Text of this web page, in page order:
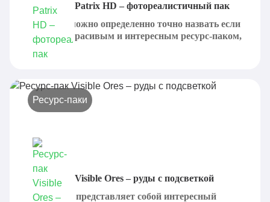
Ресурс-пак Patrix HD – фотореалистичный пак
Patrix HD можно определенно точно назвать если
не самым красивым и интересным ресурс-паком,
то...
Ресурс-паки
Ресурс-пак Visible Ores – руды с подсветкой
Visible Ores представляет собой интересный